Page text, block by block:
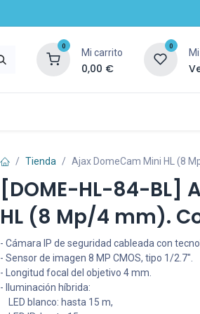
0
Mi carrito
0,00 €
0
Tienda Ajax DomeCam Mini HL (8
[DOME-HL-84-BL]
HL (8 Mp/4 mm).
- Cámara IP de seguridad cableada con
- Sensor de imagen 8 MP CMOS, tipo 1/2.7".
- Longitud focal del objetivo 4 mm.
- Iluminación híbrida:
LED blanco: hasta 15 m,